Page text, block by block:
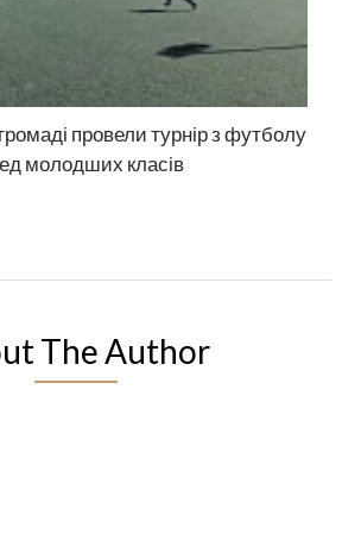
провели турнір з футболу
молодших класів
The Author